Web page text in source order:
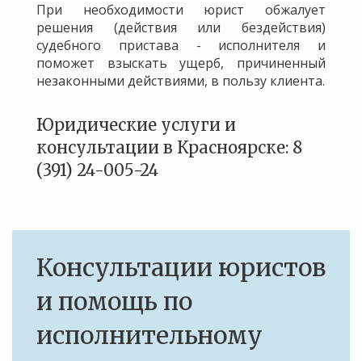
При необходимости юрист обжалует
решения (действия или бездействия)
судебного пристава - исполнителя и
поможет взыскать ущерб, причиненный
незаконными действиями, в пользу клиента.
Юридические услуги и
консультации в Красноярске: 8
(391) 24-005-24
Консультации юристов
и помощь по
исполнительному